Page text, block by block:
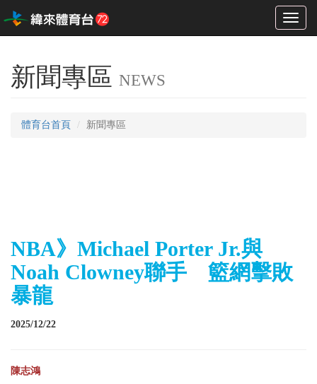
Toggle
新聞專區 NEWS
體育台首頁 新聞專區
NBA》Michael Porter Jr.與
Noah Clowney聯手 籃網擊敗
暴龍
2025/12/22
陳志鴻